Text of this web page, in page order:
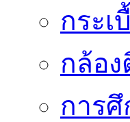
กระเ
กล้อ
การ